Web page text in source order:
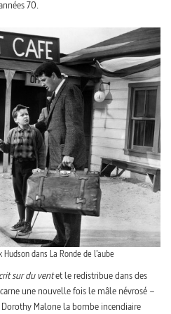
70.
dans La Ronde de l’aube
sur du ventet le redistribue dans des
une nouvelle fois le mâle névrosé –
Malone la bombe incendiaire